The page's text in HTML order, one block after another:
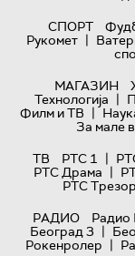
СПОРТ
Рукомет |
МАГАЗИН
Технологијa |
Филм и ТВ |
За мале
ТВ
РТС 1 |
РТС Драма |
РТС Трезор
РАДИО
Радио
Београд 3 |
Рокенролер |